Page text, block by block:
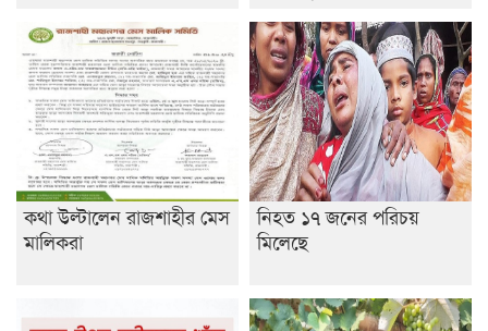
ডাকসুতে শিবিরের নিরঙ্কুশ জয়
রাজশাহীতে ট্রাকচাপায় ভ্যানচালক নিহত
শেষ সময়ে ভোট কারচুরি অভিযোগ আবিদের
কথা উল্টালেন রাজশাহীর মেস
মালিকরা
নিহত ১৭ জনের পরিচয়
মিলেছে